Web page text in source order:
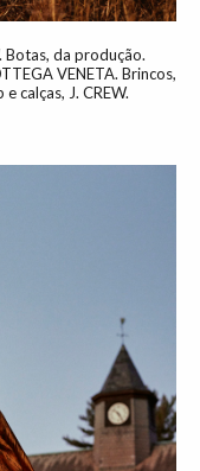
Botas, da produção.
VENETA. Brincos,
calças, J. CREW.